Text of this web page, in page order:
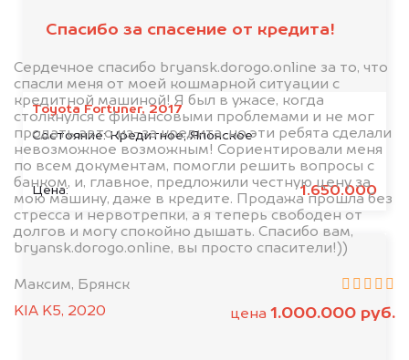
Toyota Fortuner, 2017
Состояние:Кредитное, Японское
Цена: 1.650.000
Спасибо за спасение от кредита!
Сердечное спасибо bryansk.dorogo.online за то, что
спасли меня от моей кошмарной ситуации с
кредитной машиной! Я был в ужасе, когда
столкнулся с финансовыми проблемами и не мог
продать авто из-за кредита, но эти ребята сделали
невозможное возможным! Сориентировали меня
по всем документам, помогли решить вопросы с
банком, и, главное, предложили честную цену за
мою машину, даже в кредите. Продажа прошла без
стресса и нервотрепки, а я теперь свободен от
долгов и могу спокойно дышать. Спасибо вам,
bryansk.dorogo.online, вы просто спасители!))
Максим, Брянск
KIA K5, 2020
цена 1.000.000 руб.